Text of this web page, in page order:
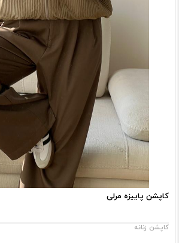
کاپشن پاییزه مرلی
کاپشن زنانه